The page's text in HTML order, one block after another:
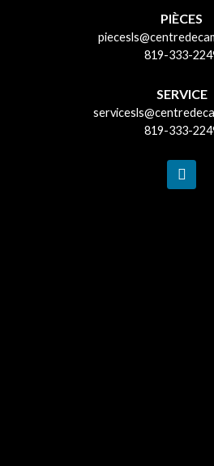
PIÈCES
819-333-
SERVICE
819-333-
F